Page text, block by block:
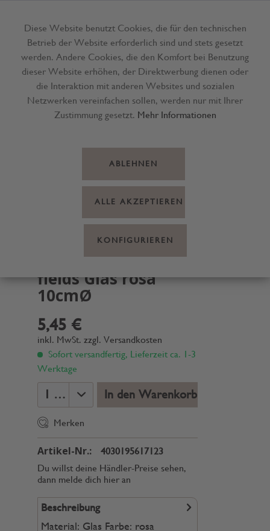
Menü
Teller Strawberry
fields Glas rosa
10cmØ
5,45 €
inkl. MwSt. zzgl. Versandkosten
Sofort versandfertig, Lieferzeit ca. 1-3
Werktage
In den Warenkorb
Merken
Artikel-Nr.:
4030195617123
Du willst deine Händler-Preise sehen,
dann melde dich hier an
Beschreibung
Material: Glas Farbe: rosa
Diese Website benutzt Cookies, die für den technischen
Betrieb der Website erforderlich sind und stets gesetzt
werden. Andere Cookies, die den Komfort bei Benutzung
dieser Website erhöhen, der Direktwerbung dienen oder
die Interaktion mit anderen Websites und sozialen
Netzwerken vereinfachen sollen, werden nur mit Ihrer
Zustimmung gesetzt. Mehr Informationen
ABLEHNEN
ALLE AKZEPTIEREN
KONFIGURIEREN